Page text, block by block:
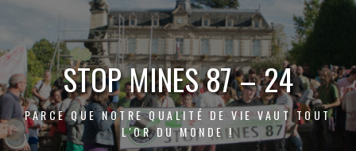
contenu
STOP MINES 87 – 24
PARCE QUE NOTRE QUALITÉ DE VIE VAUT TOUT
L'OR DU MONDE !